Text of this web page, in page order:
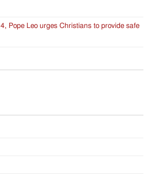
Pope Leo urges Christians to provide safe